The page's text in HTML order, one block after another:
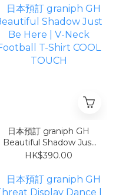
日本預訂 graniph GH
Beautiful Shadow Just
Be Here | V-Neck
TOUCH
HK$390.00